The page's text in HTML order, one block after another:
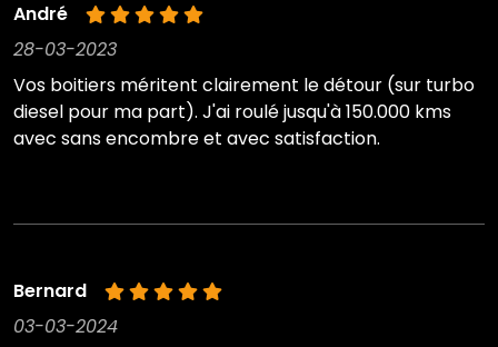
André
28-03-2023
Vos boitiers méritent clairement le détour (sur turbo
diesel pour ma part). J'ai roulé jusqu'à 150.000 kms
avec sans encombre et avec satisfaction.
Bernard
03-03-2024